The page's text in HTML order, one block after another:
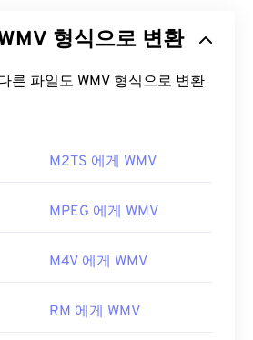
을 유지하면서 관리하기 쉬운 파
형식은 WMV 파일을 캡슐화하
어떻게 여나요?
다. WMV 파일을 여는 데 가장 좋
WMV와 ASF를 개발했으며, 오
은 비디오가 WMV 파일입니다.
있는 또 다른 신뢰할 수 있는 옵
른 파일을 WMV 형식으로 변환
형식으로 변환
M2TS 에게 WMV
MPEG 에게 WMV
M4V 에게 WMV
RM 에게 WMV